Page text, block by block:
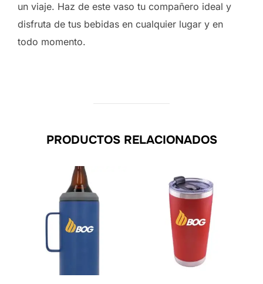
un viaje. Haz de este vaso tu compañero ideal y
disfruta de tus bebidas en cualquier lugar y en
todo momento.
PRODUCTOS RELACIONADOS